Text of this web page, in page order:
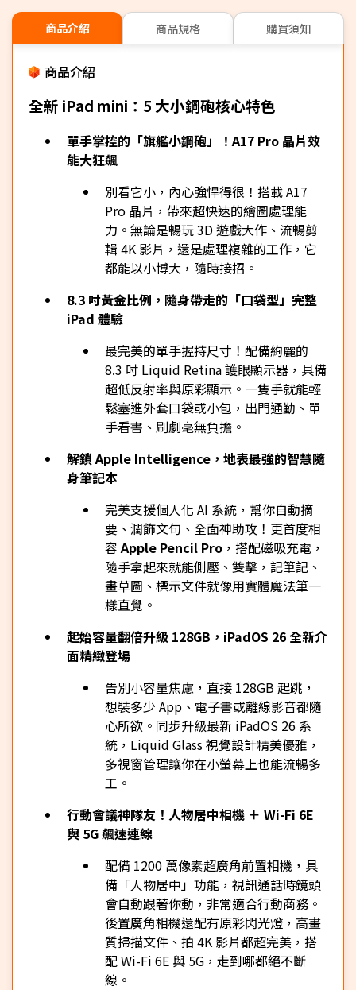
商品介紹 商品規格 購買須知
商品介紹
全新 iPad mini：5 大小鋼砲核心特色
單手掌控的「旗艦小鋼砲」！A17 Pro 晶片效
能大狂飆
別看它小，內心強悍得很！搭載 A17
Pro 晶片，帶來超快速的繪圖處理能
力。無論是暢玩 3D 遊戲大作、流暢剪
輯 4K 影片，還是處理複雜的工作，它
都能以小博大，隨時接招。
8.3 吋黃金比例，隨身帶走的「口袋型」完整
iPad 體驗
最完美的單手握持尺寸！配備絢麗的
8.3 吋 Liquid Retina 護眼顯示器，具備
超低反射率與原彩顯示。一隻手就能輕
鬆塞進外套口袋或小包，出門通勤、單
手看書、刷劇毫無負擔。
解鎖 Apple Intelligence，地表最強的智慧隨
身筆記本
完美支援個人化 AI 系統，幫你自動摘
要、潤飾文句、全面神助攻！更首度相
容 Apple Pencil Pro ，搭配磁吸充電，
隨手拿起來就能側壓、雙擊，記筆記、
畫草圖、標示文件就像用實體魔法筆一
樣直覺。
起始容量翻倍升級 128GB，iPadOS 26 全新介
面精緻登場
告別小容量焦慮，直接 128GB 起跳，
想裝多少 App、電子書或離線影音都隨
心所欲。同步升級最新 iPadOS 26 系
統，Liquid Glass 視覺設計精美優雅，
多視窗管理讓你在小螢幕上也能流暢多
工。
行動會議神隊友！人物居中相機 ＋ Wi-Fi 6E
與 5G 飆速連線
配備 1200 萬像素超廣角前置相機，具
備「人物居中」功能，視訊通話時鏡頭
會自動跟著你動，非常適合行動商務。
後置廣角相機還配有原彩閃光燈，高畫
質掃描文件、拍 4K 影片都超完美，搭
配 Wi-Fi 6E 與 5G，走到哪都絕不斷
線。